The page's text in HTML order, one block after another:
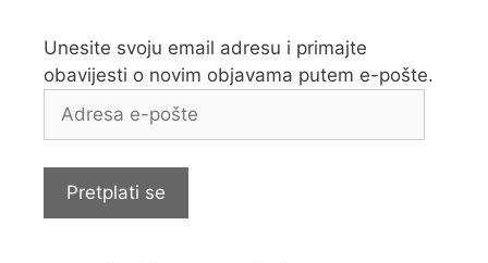
Unesite svoju email adresu i primajte
obavijesti o novim objavama putem e-pošte.
e-
Pretplati se